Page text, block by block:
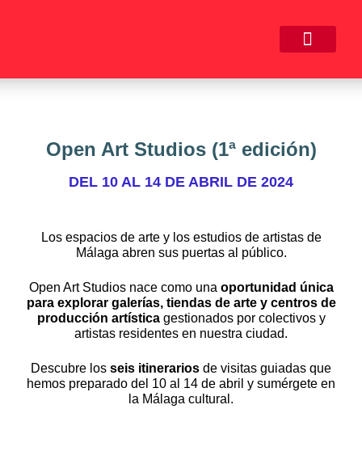
Open Art Studios (1ª edición)
DEL 10 AL 14 DE ABRIL DE 2024
Los espacios de arte y los estudios de artistas de
Málaga abren sus puertas al público.
Open Art Studios nace como una oportunidad única
para explorar galerías, tiendas de arte y centros de
producción artísticagestionados por colectivos y
artistas residentes en nuestra ciudad.
Descubre los seis itinerarios de visitas guiadas que
hemos preparado del 10 al 14 de abril y sumérgete en
la Málaga cultural.